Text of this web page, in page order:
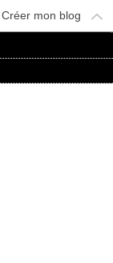
Créer mon blog